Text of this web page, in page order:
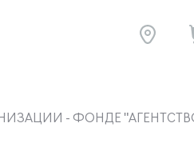
- ФОНДЕ